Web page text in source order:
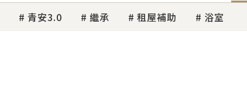
青安3.0 繼承 租屋補助 浴室